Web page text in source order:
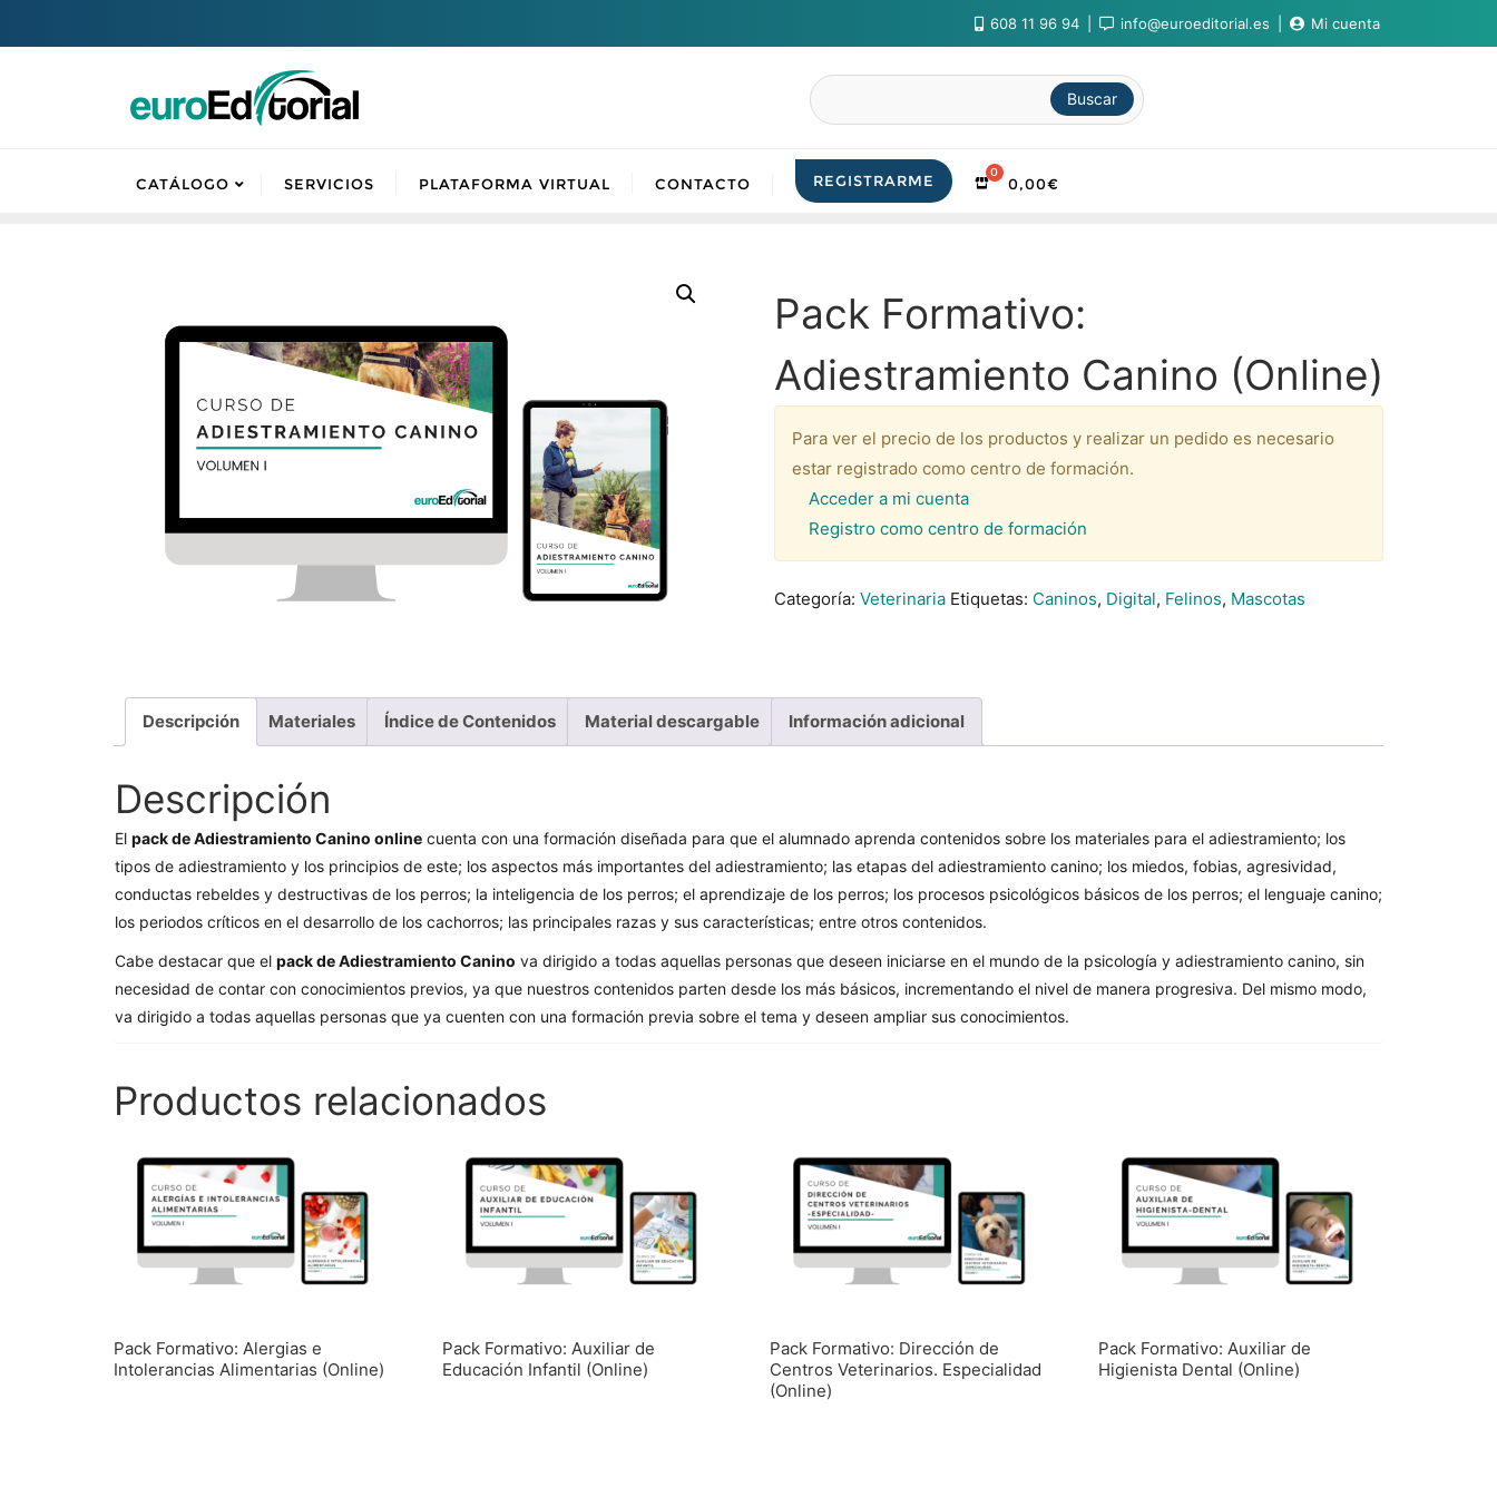
608 11 96 94 info@euroeditorial.es Mi cuenta
Buscar
CATÁLOGO SERVICIOS PLATAFORMA VIRTUAL CONTACTO REGISTRARME 0,00€
Pack Formativo:
Adiestramiento Canino (Online)
Para ver el precio de los productos y realizar un pedido es necesario
estar registrado como centro de formación.
Acceder a mi cuenta
Registro como centro de formación
Categoría: Veterinaria Etiquetas: Caninos, Digital, Felinos, Mascotas
Descripción Materiales Índice de Contenidos Material descargable Información adicional
Descripción
El pack de Adiestramiento Canino online cuenta con una formación diseñada para que el alumnado aprenda contenidos sobre los materiales para el adiestramiento; los
tipos de adiestramiento y los principios de este; los aspectos más importantes del adiestramiento; las etapas del adiestramiento canino; los miedos, fobias, agresividad,
conductas rebeldes y destructivas de los perros; la inteligencia de los perros; el aprendizaje de los perros; los procesos psicológicos básicos de los perros; el lenguaje canino;
los periodos críticos en el desarrollo de los cachorros; las principales razas y sus características; entre otros contenidos.
Cabe destacar que el pack de Adiestramiento Canino va dirigido a todas aquellas personas que deseen iniciarse en el mundo de la psicología y adiestramiento canino, sin
necesidad de contar con conocimientos previos, ya que nuestros contenidos parten desde los más básicos, incrementando el nivel de manera progresiva. Del mismo modo,
va dirigido a todas aquellas personas que ya cuenten con una formación previa sobre el tema y deseen ampliar sus conocimientos.
Productos relacionados
Pack Formativo: Alergias e
Intolerancias Alimentarias (Online)
Pack Formativo: Auxiliar de
Educación Infantil (Online)
Pack Formativo: Dirección de
Centros Veterinarios. Especialidad
(Online)
Pack Formativo: Auxiliar de
Higienista Dental (Online)